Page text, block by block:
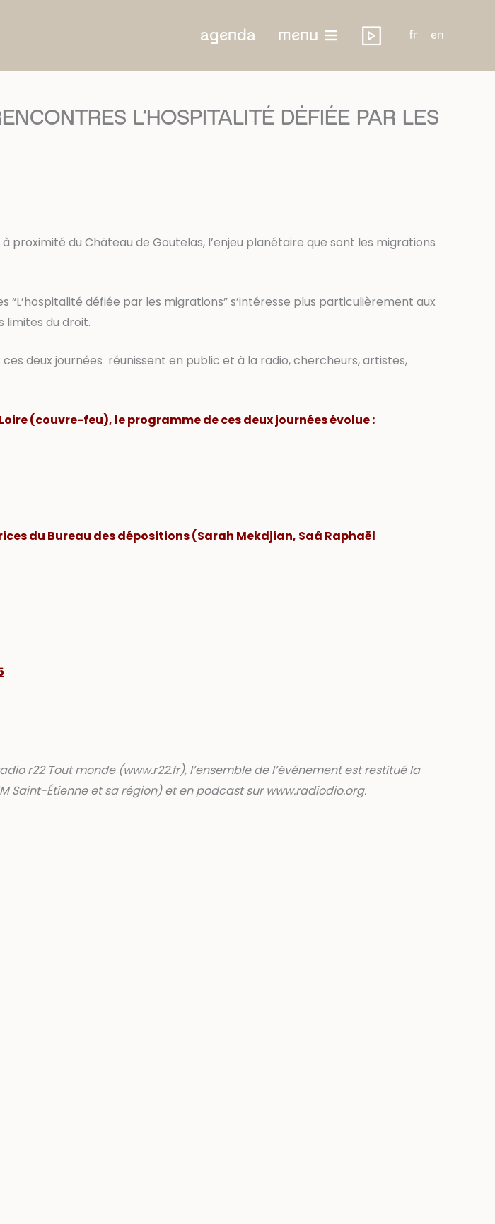
agenda menu fr en
L’HOSPITALITÉ DÉFIÉE PAR LES
proximité du Château de Goutelas, l’enjeu planétaire que sont les migrations
défiée par les migrations” s’intéresse plus particulièrement aux
limites du droit.
deux journées réunissent en public et à la radio, chercheurs, artistes,
(couvre-feu), le programme de ces deux journées évolue :
du Bureau des dépositions (Sarah Mekdjian, Saâ Raphaël
r22 Tout monde (www.r22.fr), l’ensemble de l’événement est restitué la
Saint-Étienne et sa région) et en podcast sur www.radiodio.org.